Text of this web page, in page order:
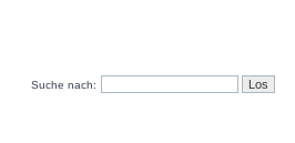
Suche nach: